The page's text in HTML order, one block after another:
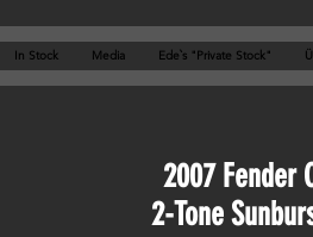
In Stock Media Ede`s "Private Stock"
2007 Fender
2-Tone